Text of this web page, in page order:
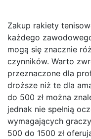
Zakup rakiety
każdego
mogą się znacznie
czynników. Warto
przeznaczone dla
droższe niż te dla
do 500 zł można
jednak nie spełnią
wymagających
500 do 1500 zł